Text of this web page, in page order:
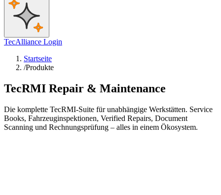
TecAlliance Login
Startseite
/Produkte
TecRMI Repair & Maintenance
Die komplette TecRMI-Suite für unabhängige Werkstätten. Service
Books, Fahrzeuginspektionen, Verified Repairs, Document
Scanning und Rechnungsprüfung – alles in einem Ökosystem.